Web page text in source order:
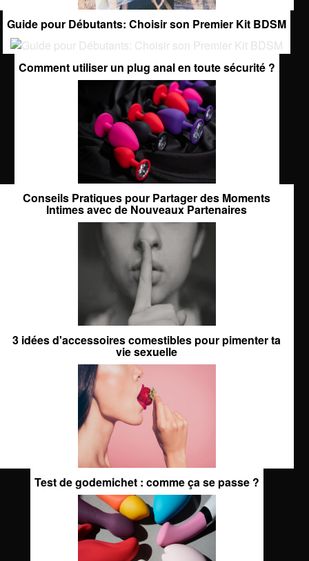
Guide pour Débutants: Choisir son Premier Kit BDSM
Comment utiliser un plug anal en toute sécurité ?
Conseils Pratiques pour Partager des Moments
Intimes avec de Nouveaux Partenaires
3 idées d'accessoires comestibles pour pimenter ta
vie sexuelle
Test de godemichet : comme ça se passe ?